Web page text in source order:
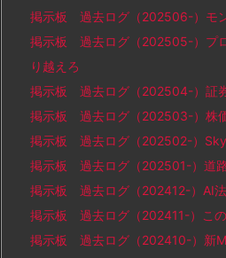
掲示板 過去ログ（202506-）モ
掲示板 過去ログ（202505-）プ
り越えろ
掲示板 過去ログ（202504-）証
掲示板 過去ログ（202503-）株
掲示板 過去ログ（202502-）
掲示板 過去ログ（202501-）道
掲示板 過去ログ（202412-）AI
掲示板 過去ログ（202411-）この
掲示板 過去ログ（202410-）新